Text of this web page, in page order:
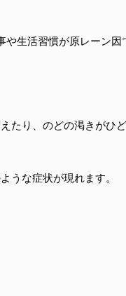
生活習慣が原レーン
たり、のどの渇きがひ
うな症状が現れます。